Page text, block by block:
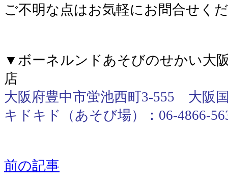
ご不明な点はお気軽にお問合せく
▼ボーネルンドあそびのせかい大
店
大阪府豊中市蛍池西町3-555 大阪
キドキド（あそび場）：06-4866-
前の記事